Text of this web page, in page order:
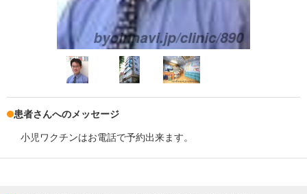
患者さんへのメッセージ
小児ワクチンはお電話で予約出来ます。